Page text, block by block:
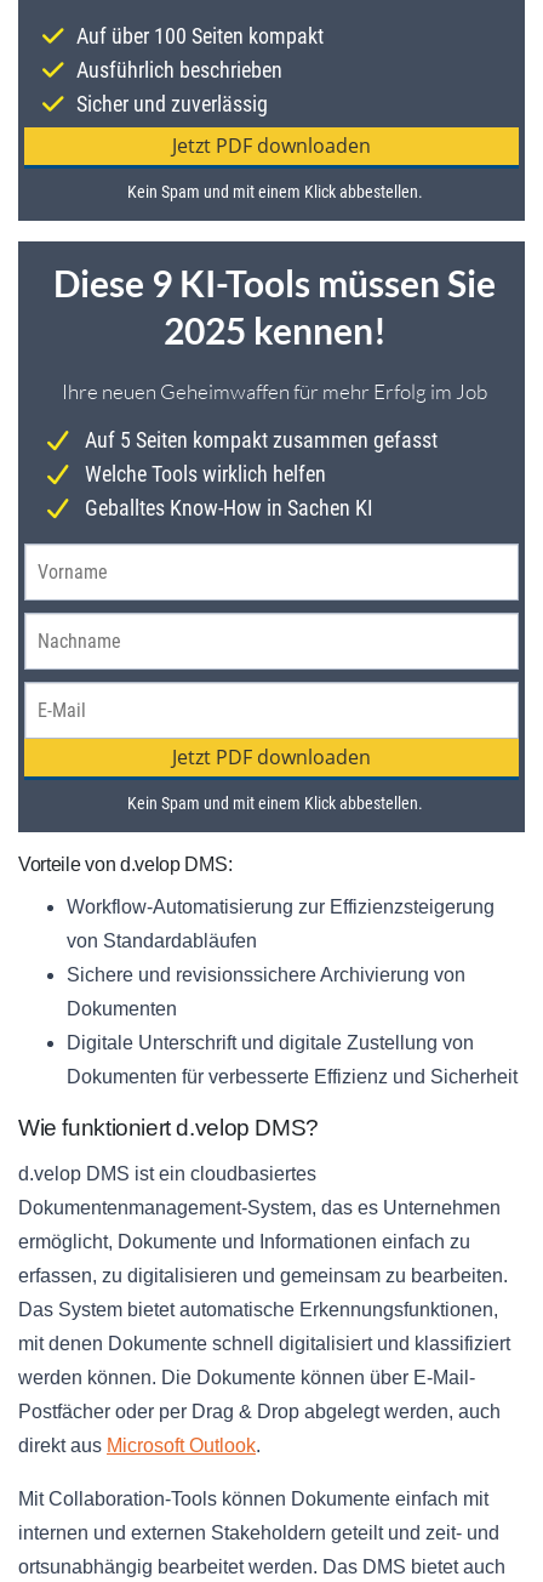
Vorteile von d.velop DMS:
Workflow-Automatisierung zur Effizienzsteigerung
von Standardabläufen
Sichere und revisionssichere Archivierung von
Dokumenten
Digitale Unterschrift und digitale Zustellung von
Dokumenten für verbesserte Effizienz und Sicherheit
Wie funktioniert d.velop DMS?
d.velop DMS ist ein cloudbasiertes
Dokumentenmanagement-System, das es Unternehmen
ermöglicht, Dokumente und Informationen einfach zu
erfassen, zu digitalisieren und gemeinsam zu bearbeiten.
Das System bietet automatische Erkennungsfunktionen,
mit denen Dokumente schnell digitalisiert und klassifiziert
werden können. Die Dokumente können über E-Mail-
Postfächer oder per Drag & Drop abgelegt werden, auch
direkt aus Microsoft Outlook.
Mit Collaboration-Tools können Dokumente einfach mit
internen und externen Stakeholdern geteilt und zeit- und
ortsunabhängig bearbeitet werden. Das DMS bietet auch